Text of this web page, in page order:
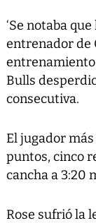
‘Se notaba
entrenador de
entrenamiento
Bulls
consecutiva.
El jugador más
puntos, cinco
cancha a 3:20
Rose sufrió la